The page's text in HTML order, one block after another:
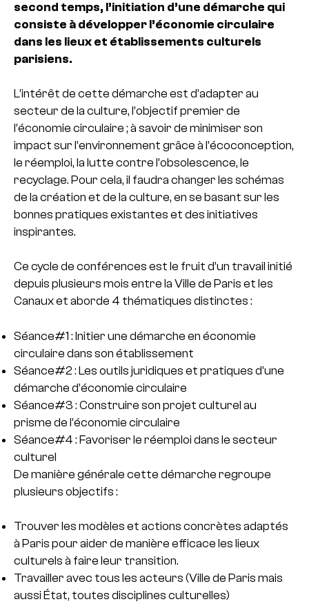
second temps, l’initiation d’une démarche qui
consiste à développer l’économie circulaire
dans les lieux et établissements culturels
parisiens.
L’intérêt de cette démarche est d’adapter au
secteur de la culture, l’objectif premier de
l’économie circulaire ; à savoir de minimiser son
impact sur l’environnement grâce à l’écoconception,
le réemploi, la lutte contre l’obsolescence, le
recyclage. Pour cela, il faudra changer les schémas
de la création et de la culture, en se basant sur les
bonnes pratiques existantes et des initiatives
inspirantes.
Ce cycle de conférences est le fruit d’un travail initié
depuis plusieurs mois entre la Ville de Paris et les
Canaux et aborde 4 thématiques distinctes :
Séance#1 : Initier une démarche en économie
circulaire dans son établissement
Séance#2 : Les outils juridiques et pratiques d’une
démarche d’économie circulaire
Séance#3 : Construire son projet culturel au
prisme de l’économie circulaire
Séance#4 : Favoriser le réemploi dans le secteur
culturel
De manière générale cette démarche regroupe
plusieurs objectifs :
Trouver les modèles et actions concrètes adaptés
à Paris pour aider de manière efficace les lieux
culturels à faire leur transition.
Travailler avec tous les acteurs (Ville de Paris mais
aussi État, toutes disciplines culturelles)